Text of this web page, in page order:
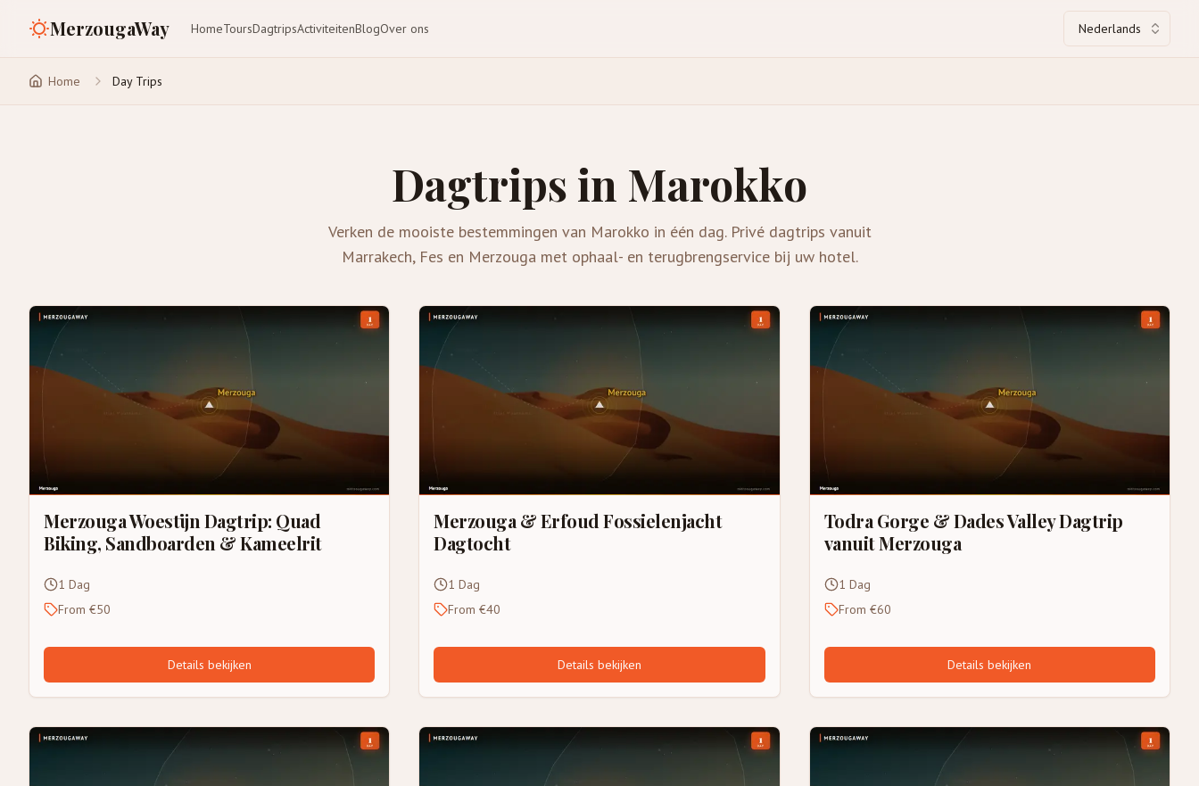
MerzougaWay HomeToursDagtripsActiviteitenBlogOver ons Nederlands
Home Day Trips
Dagtrips in Marokko
Verken de mooiste bestemmingen van Marokko in één dag. Privé dagtrips vanuit
Marrakech, Fes en Merzouga met ophaal- en terugbrengservice bij uw hotel.
Merzouga Woestijn Dagtrip: Quad
Biking, Sandboarden & Kameelrit
1 Dag
From €50
Details bekijken
Merzouga & Erfoud Fossielenjacht
Dagtocht
1 Dag
From €40
Details bekijken
Todra Gorge & Dades Valley Dagtrip
vanuit Merzouga
1 Dag
From €60
Details bekijken